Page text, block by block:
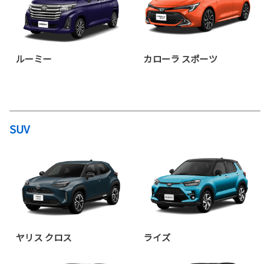
郡山店 臨時休業のお知らせ
平素より格別のお引き立てを賜り、誠に
お客様には大変ご不便・ご迷惑をおかけいたしますが、何卒ご理解
2025-08-20
ネッツトヨタ郡山 安積店 グランドオー
ネッツトヨタ郡山 郡山店は９月７日
ルーミー カローラ スポーツ
SUV
ヤリス クロス ライズ